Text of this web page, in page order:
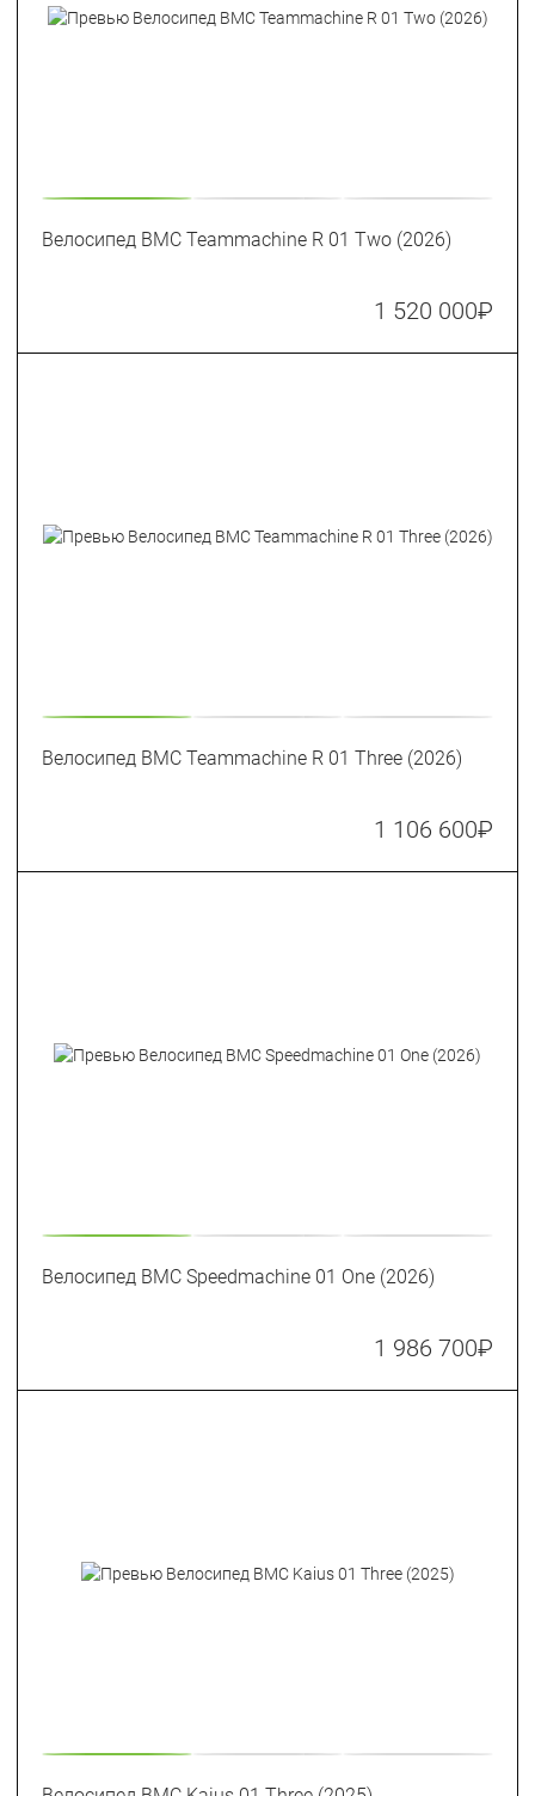
Велосипед BMC Teammachine R 01 Two (2026)
1 520 000₽
Велосипед BMC Teammachine R 01 Three (2026)
1 106 600₽
Велосипед BMC Speedmachine 01 One (2026)
1 986 700₽